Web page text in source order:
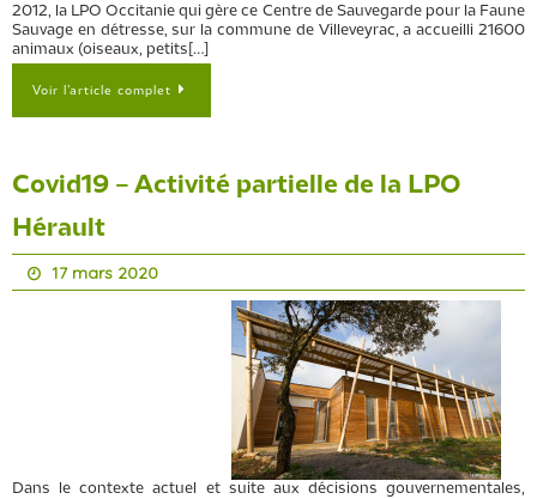
2012, la LPO Occitanie qui gère ce Centre de Sauvegarde pour la Faune
Sauvage en détresse, sur la commune de Villeveyrac, a accueilli 21600
animaux (oiseaux, petits[…]
Voir l’article complet
Covid19 – Activité partielle de la LPO
Hérault
17 mars 2020
Dans le contexte actuel et suite aux décisions gouvernementales,